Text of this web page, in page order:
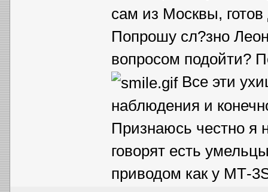
сам из Москвы, готов
Попрошу сл?зно
вопросом подойти?
Все эти
наблюдения и
Признаюсь честно я
говорят есть
приводом как у МТ-